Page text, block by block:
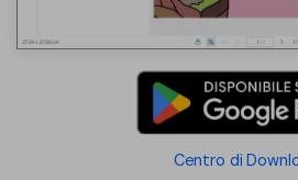
Centro di